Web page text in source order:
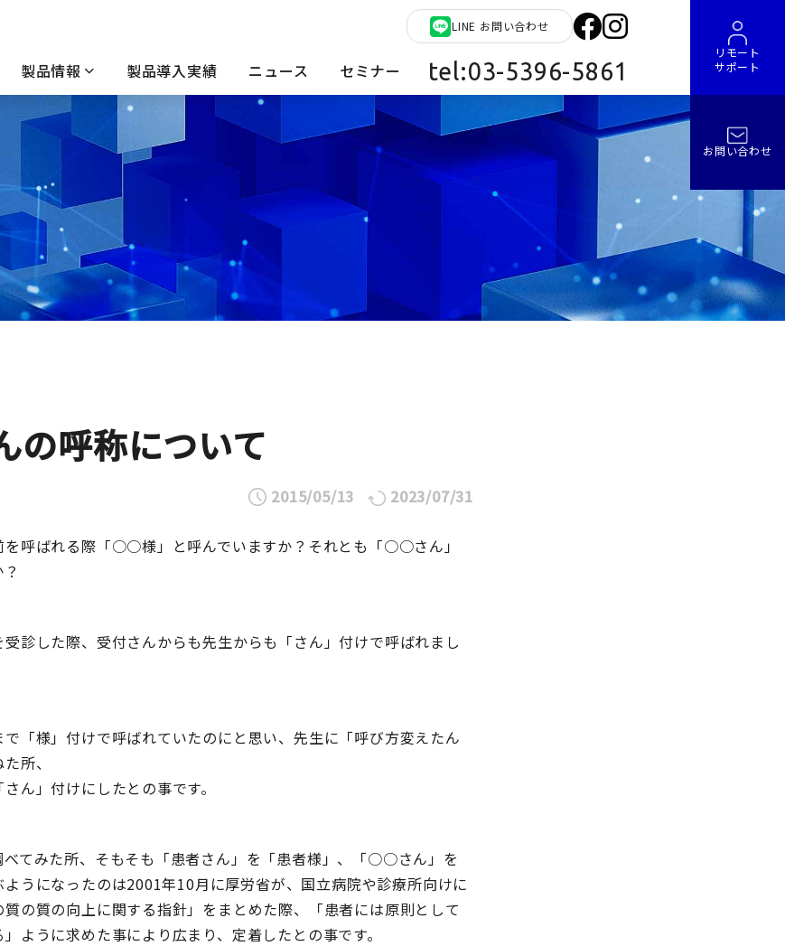
LINE お問い合わせ
製品情報 製品導入実績 ニュース セミナー tel:03-5396-5861
リモート
サポート
お問い合わせ
の呼称について
2015/05/13 2023/07/31
を呼ばれる際「○○様」と呼んでいますか？それとも「○○さん」
診した際、受付さんからも先生からも「さん」付けで呼ばれまし
で「様」付けで呼ばれていたのにと思い、先生に「呼び方変えたん
所、
ん」付けにしたとの事です。
べてみた所、そもそも「患者さん」を「患者様」、「○○さん」を
うになったのは2001年10月に厚労省が、国立病院や診療所向けに
質の質の向上に関する指針」をまとめた際、「患者には原則として
ように求めた事により広まり、定着したとの事です。